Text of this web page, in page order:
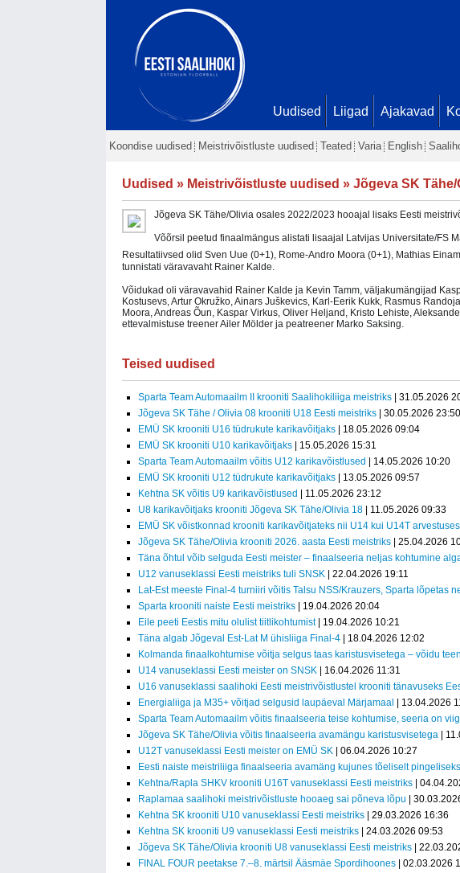
Uudised Liigad Ajakavad
Koondise uudised Meistrivõistluste uudised Teated Varia English
Uudised » Meistrivõistluste uudised » Jõgeva SK
Jõgeva SK Tähe/Olivia osales 2022/2023 hooajal lisaks Eesti
Võõrsil peetud finaalmängus alistati lisaajal Latvijas Universitate/FS
Resultatiivsed olid Sven Uue (0+1), Rome-Andro Moora (0+1), Mathias
tunnistati väravavaht Rainer Kalde.
Võidukad oli väravavahid Rainer Kalde ja Kevin Tamm, väljakumängijad
Kostusevs, Artur Okružko, Ainars Juškevics, Karl-Eerik Kukk, Rasmus
Moora, Andreas Õun, Kaspar Virkus, Oliver Heljand, Kristo Lehiste,
ettevalmistuse treener Ailer Mölder ja peatreener Marko Saksing.
Teised uudised
Sparta Team Automaailm II krooniti Saalihokiliiga meistriks | 31.05.2026
Jõgeva SK Tähe / Olivia 08 krooniti U18 Eesti meistriks | 30.05.2026 23:50
EMÜ SK krooniti U16 tüdrukute karikavõitjaks | 18.05.2026 09:04
EMÜ SK krooniti U10 karikavõitjaks | 15.05.2026 15:31
Sparta Team Automaailm võitis U12 karikavõistlused
| 14.05.2026 10:20
EMÜ SK krooniti U12 tüdrukute karikavõitjaks | 13.05.2026 09:57
Kehtna SK võitis U9 karikavõistlused
| 11.05.2026 23:12
U8 karikavõitjaks krooniti Jõgeva SK Tähe/Olivia 18 | 11.05.2026 09:33
EMÜ SK võistkonnad krooniti karikavõitjateks nii U14 kui U14T arvestuses
Jõgeva SK Tähe/Olivia krooniti 2026. aasta Eesti meistriks | 25.04.2026
Täna õhtul võib selguda Eesti meister – finaalseeria neljas kohtumine
U12 vanuseklassi Eesti meistriks tuli SNSK | 22.04.2026 19:11
Lat-Est meeste Final-4 turniiri võitis Talsu NSS/Krauzers, Sparta lõpetas
Sparta krooniti naiste Eesti meistriks | 19.04.2026 20:04
Eile peeti Eestis mitu olulist tiitlikohtumist| 19.04.2026 10:21
Täna algab Jõgeval Est-Lat M ühisliiga Final-4 | 18.04.2026 12:02
Kolmanda finaalkohtumise võitja selgus taas karistusvisetega – võidu
U14 vanuseklassi Eesti meister on SNSK | 16.04.2026 11:31
U16 vanuseklassi saalihoki Eesti meistrivõistlustel krooniti tänavuseks
Energialiiga ja M35+ võitjad selgusid laupäeval Märjamaal
| 13.04.2026
Sparta Team Automaailm võitis finaalseeria teise kohtumise, seeria on
Jõgeva SK Tähe/Olivia võitis finaalseeria avamängu karistusvisetega |
U12T vanuseklassi Eesti meister on EMÜ SK | 06.04.2026 10:27
Eesti naiste meistriliiga finaalseeria avamäng kujunes tõeliselt
Kehtna/Rapla SHKV krooniti U16T vanuseklassi Eesti meistriks |
Raplamaa saalihoki meistrivõistluste hooaeg sai põneva lõpu |
Kehtna SK krooniti U10 vanuseklassi Eesti meistriks | 29.03.2026 16:36
Kehtna SK krooniti U9 vanuseklassi Eesti meistriks | 24.03.2026 09:53
Jõgeva SK Tähe/Olivia krooniti U8 vanuseklassi Eesti meistriks |
FINAL FOUR peetakse 7.–8. märtsil Ääsmäe Spordihoones | 02.03.2026